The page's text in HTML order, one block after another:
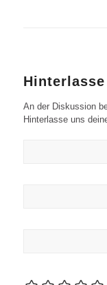
An der Diskussion
Hinterlasse uns